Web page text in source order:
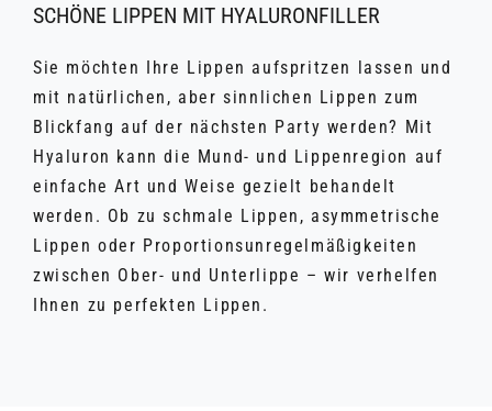
SCHÖNE LIPPEN MIT HYALURONFILLER
Sie möchten Ihre Lippen aufspritzen lassen und
mit natürlichen, aber sinnlichen Lippen zum
Blickfang auf der nächsten Party werden? Mit
Hyaluron kann die Mund- und Lippenregion auf
einfache Art und Weise gezielt behandelt
werden. Ob zu schmale Lippen, asymmetrische
Lippen oder Proportionsunregelmäßigkeiten
zwischen Ober- und Unterlippe – wir verhelfen
Ihnen zu perfekten Lippen.